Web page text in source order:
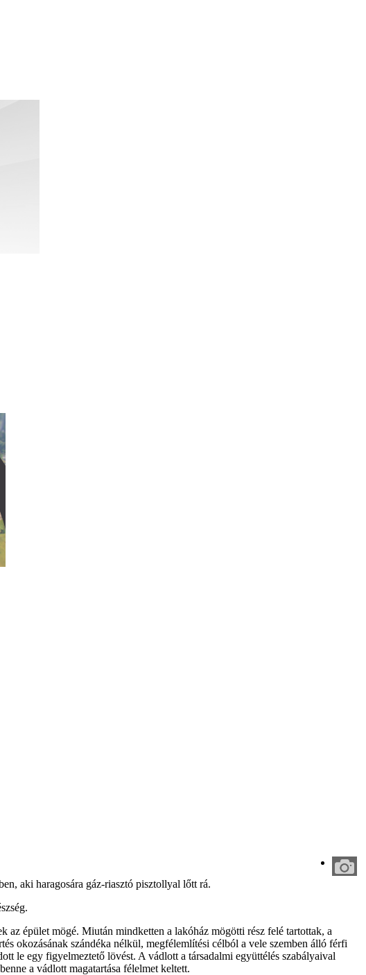
aki haragosára gáz-riasztó pisztollyal lőtt rá.
épület mögé. Miután mindketten a lakóház mögötti rész felé tartottak, a
okozásának szándéka nélkül, megfélemlítési célból a vele szemben álló férfi
le egy figyelmeztető lövést. A vádlott a társadalmi együttélés szabályaival
a vádlott magatartása félelmet keltett.